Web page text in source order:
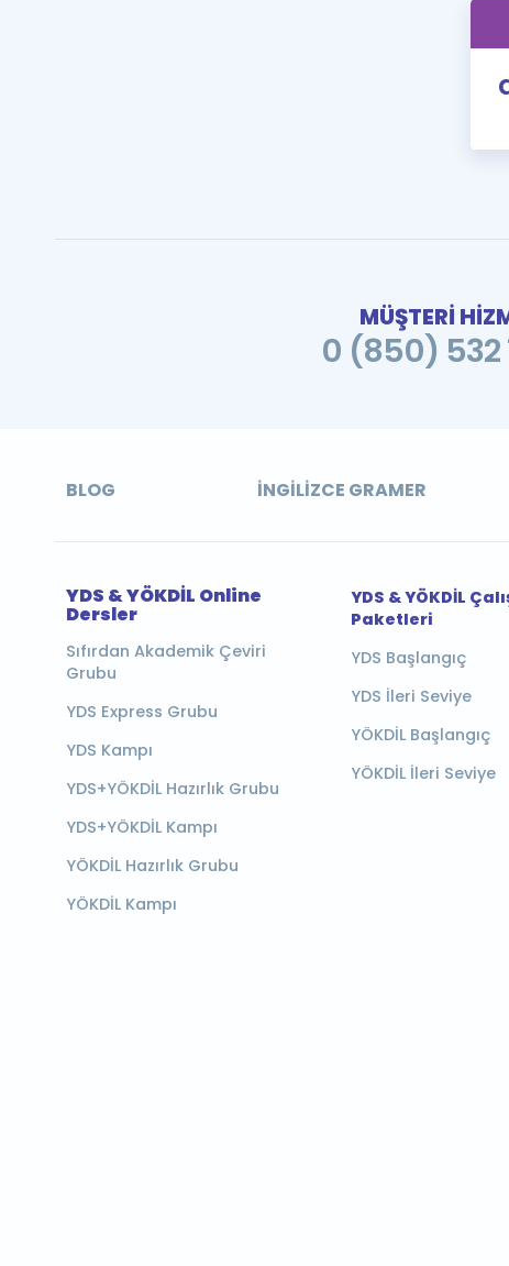
MÜŞTERİ
0 (850) 532
BLOG İNGILIZCE GRAMER
YDS & YÖKDİL Online
Dersler
Sıfırdan Akademik Çeviri
Grubu
YDS Express Grubu
YDS Kampı
YDS+YÖKDİL Hazırlık Grubu
YDS+YÖKDİL Kampı
YÖKDİL Hazırlık Grubu
YÖKDİL Kampı
YDS & YÖKDİL
Paketleri
YDS Başlangıç
YDS İleri Seviye
YÖKDİL Başlangıç
YÖKDİL İleri Seviye